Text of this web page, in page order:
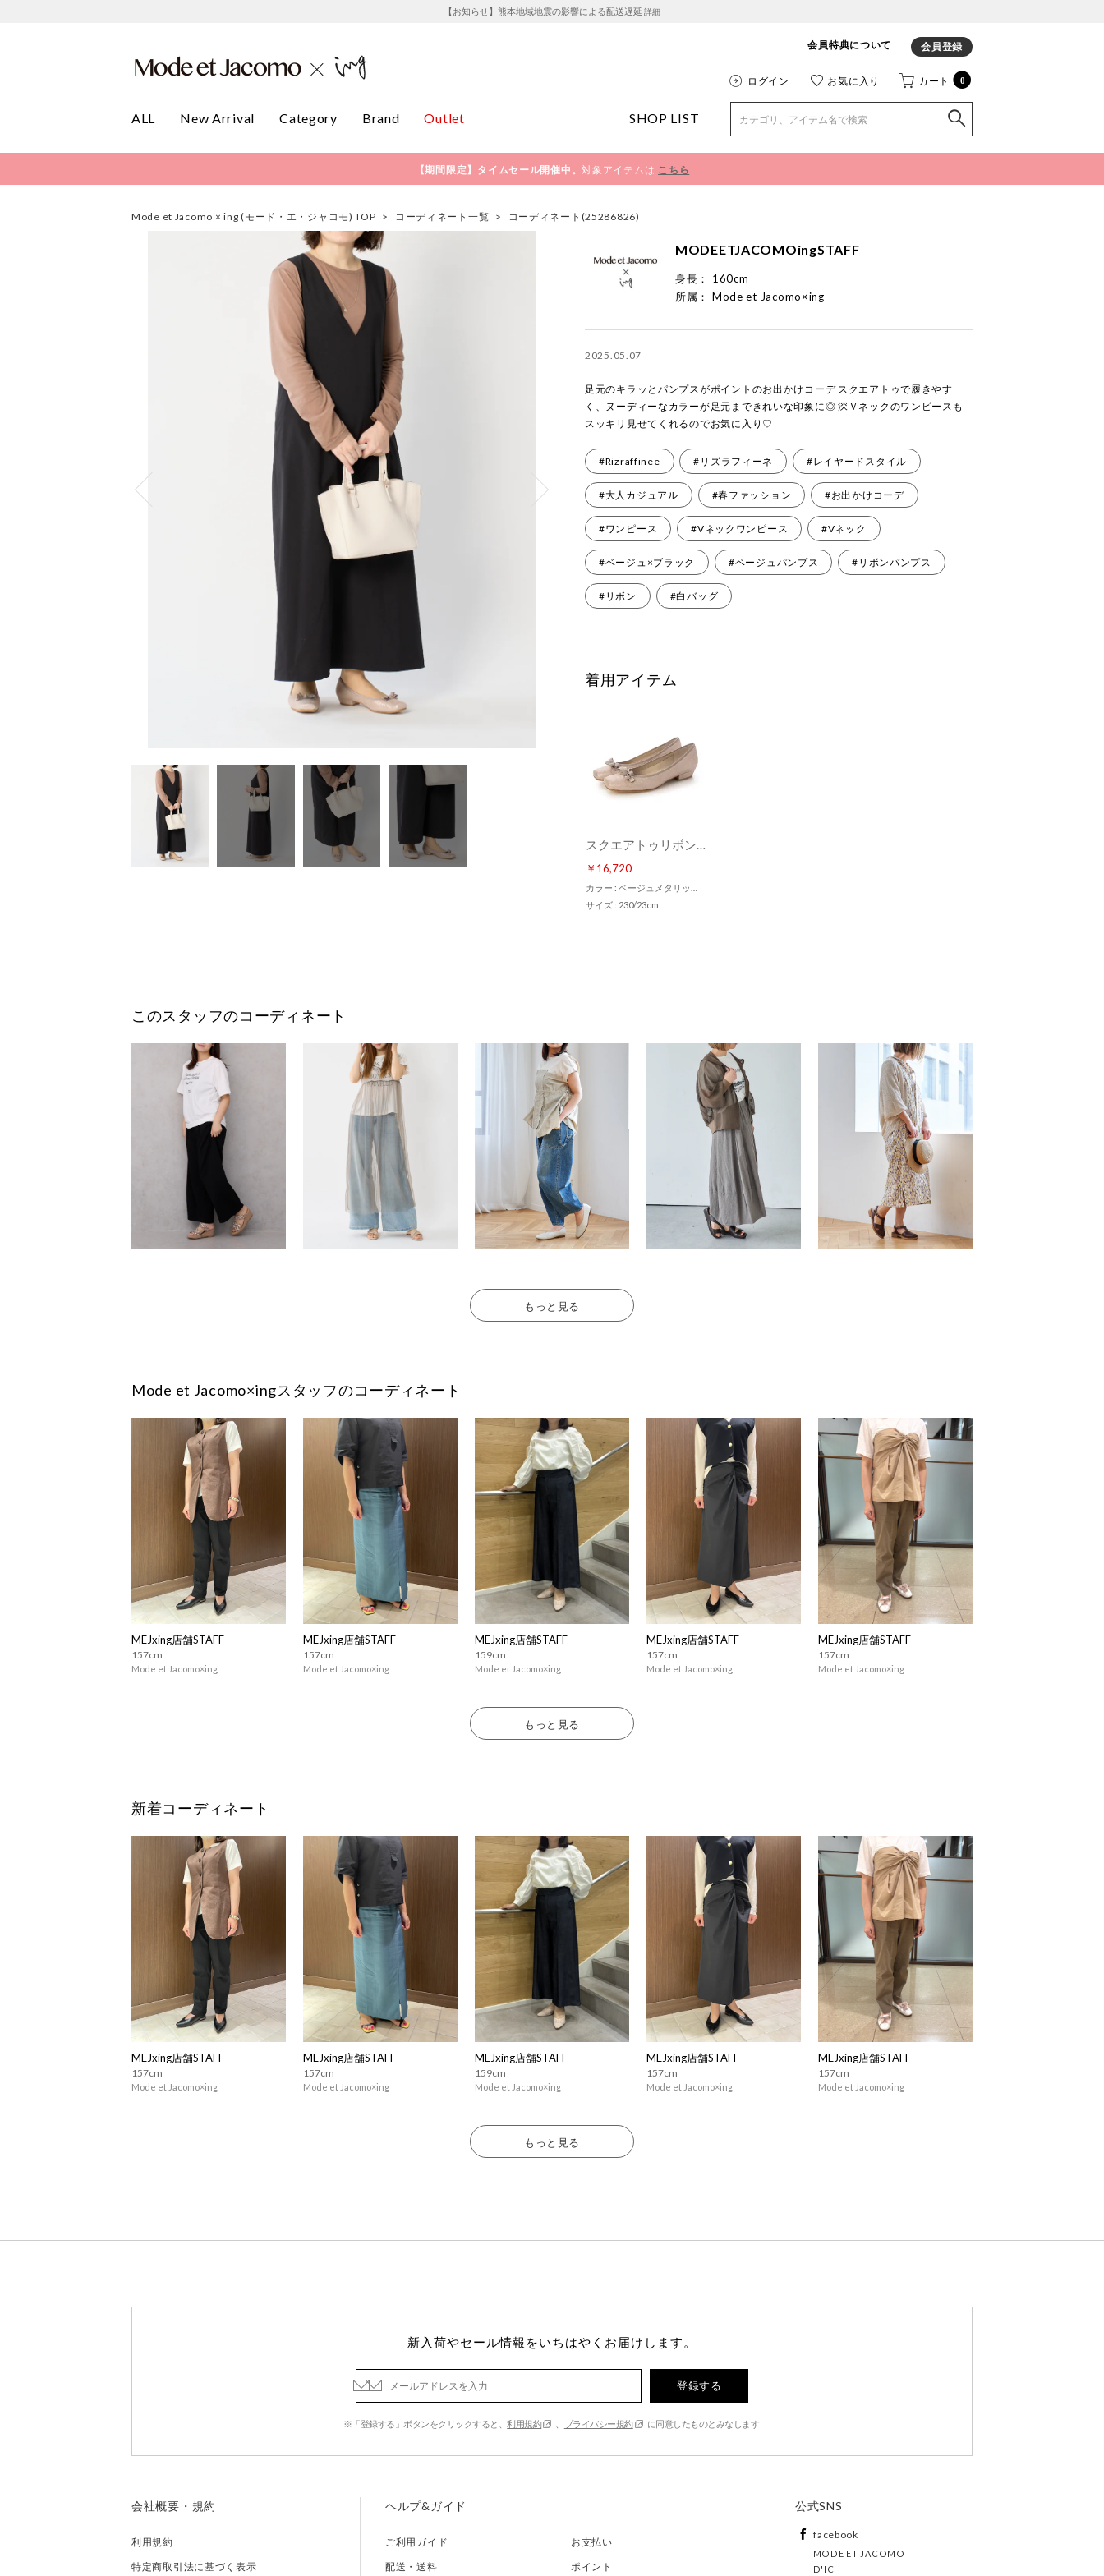
【お知らせ】熊本地域地震の影響による配送遅延 詳細
会員特典について 会員登録
ログイン お気に入り カート 0
ALL New Arrival Category Brand Outlet SHOP LIST
【期間限定】タイムセール開催中。対象アイテムは こちら
Mode et Jacomo × ing (モード・エ・ジャコモ) TOP > コーディネート一覧 > コーディネート(25286826)
MODEETJACOMOingSTAFF
身長：
160cm
所属： Mode et Jacomo×ing
2025.05.07
足元のキラッとパンプスがポイントのお出かけコーデ スクエアトゥで履きやす
く、ヌーディーなカラーが足元まできれいな印象に◎ 深Ｖネックのワンピースも
スッキリ見せてくれるのでお気に入り♡
#Rizraffinee #リズラフィーネ #レイヤードスタイル
#大人カジュアル #春ファッション #お出かけコーデ
#ワンピース #Vネックワンピース #Vネック
#ベージュ×ブラック #ベージュパンプス #リボンパンプス
#リボン #白バッグ
着用アイテム
スクエアトゥリボンパンプス （ベージュメタリック）
￥16,720
サイズ : 230/23cm
このスタッフのコーディネート
もっと見る
Mode et Jacomo×ingスタッフのコーディネート
MEJxing店舗STAFF
157cm
Mode et Jacomo×ing
MEJxing店舗STAFF
157cm
Mode et Jacomo×ing
MEJxing店舗STAFF
159cm
Mode et Jacomo×ing
MEJxing店舗STAFF
157cm
Mode et Jacomo×ing
MEJxing店舗STAFF
157cm
Mode et Jacomo×ing
もっと見る
新着コーディネート
MEJxing店舗STAFF
157cm
Mode et Jacomo×ing
MEJxing店舗STAFF
157cm
Mode et Jacomo×ing
MEJxing店舗STAFF
159cm
Mode et Jacomo×ing
MEJxing店舗STAFF
157cm
Mode et Jacomo×ing
MEJxing店舗STAFF
157cm
Mode et Jacomo×ing
もっと見る
新入荷やセール情報をいちはやくお届けします。
登録する
※「登録する」ボタンをクリックすると、利用規約 プライバシー規約 に同意したものとみなします
会社概要・規約
利用規約
特定商取引法に基づく表示
ヘルプ&ガイド
ご利用ガイド
お支払い
配送・送料
ポイント
公式SNS
facebook
MODE ET JACOMO
D'ICI